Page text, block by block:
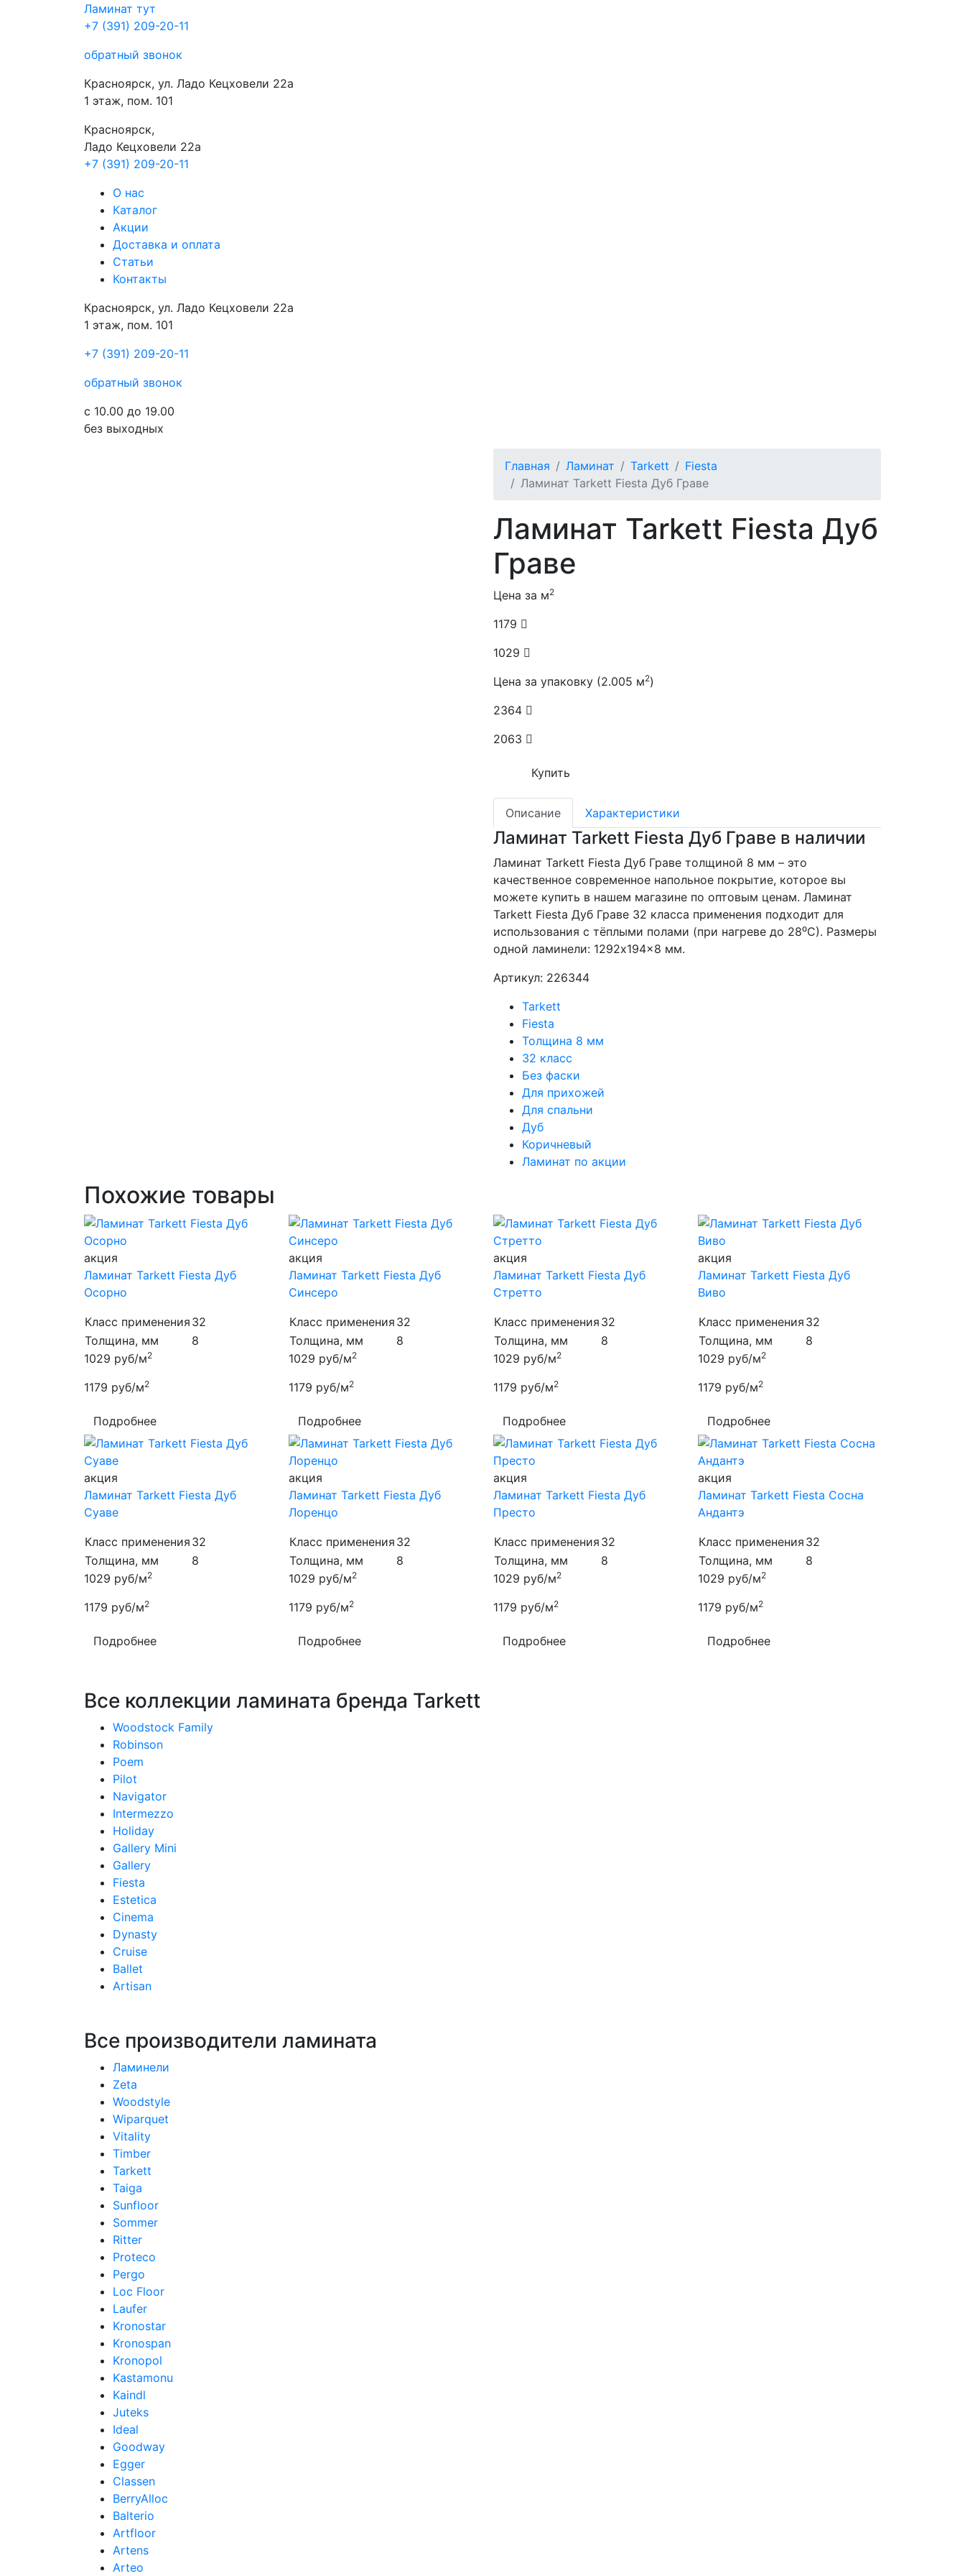
Ламинат тут
+7 (391) 209-20-11
обратный звонок
Красноярск, ул. Ладо Кецховели 22а
1 этаж, пом. 101
Красноярск,
Ладо Кецховели 22a
+7 (391) 209-20-11
О нас
Каталог
Акции
Доставка и оплата
Cтатьи
Контакты
Красноярск, ул. Ладо Кецховели 22а
1 этаж, пом. 101
+7 (391) 209-20-11
обратный звонок
с 10.00 до 19.00
без выходных
Главная Ламинат Tarkett
Fiesta
Ламинат Tarkett Fiesta Дуб Граве
Ламинат Tarkett Fiesta Дуб
Граве
Цена за м2
1179
1029
Цена за упаковку (2.005 м2)
2364
2063
Купить
Описание Характеристики
Ламинат Tarkett Fiesta Дуб Граве в наличии
Ламинат Tarkett Fiesta Дуб Граве толщиной 8 мм – это
качественное современное напольное покрытие, которое вы
можете купить в нашем магазине по оптовым ценам. Ламинат
Tarkett Fiesta Дуб Граве 32 класса применения подходит для
использования с тёплыми полами (при нагреве до 28⁰С). Размеры
одной ламинели: 1292x194x8 мм.
Артикул: 226344
Tarkett
Fiesta
Толщина 8 мм
32 класс
Без фаски
Для прихожей
Для спальни
Дуб
Коричневый
Ламинат по акции
Похожие товары
акция
Ламинат Tarkett Fiesta Дуб
Осорно
Класс применения 32
Толщина, мм
8
1029 руб/м2
1179 руб/м2
Подробнее
акция
Ламинат Tarkett Fiesta Дуб
Синсеро
Класс применения 32
Толщина, мм
8
1029 руб/м2
1179 руб/м2
Подробнее
акция
Ламинат Tarkett Fiesta Дуб
Стретто
Класс применения 32
Толщина, мм
8
1029 руб/м2
1179 руб/м2
Подробнее
акция
Ламинат Tarkett Fiesta Дуб
Виво
Класс применения 32
Толщина, мм
8
1029 руб/м2
1179 руб/м2
Подробнее
акция
Ламинат Tarkett Fiesta Дуб
Суаве
Класс применения 32
Толщина, мм
8
1029 руб/м2
1179 руб/м2
Подробнее
акция
Ламинат Tarkett Fiesta Дуб
Лоренцо
Класс применения 32
Толщина, мм
8
1029 руб/м2
1179 руб/м2
Подробнее
акция
Ламинат Tarkett Fiesta Дуб
Престо
Класс применения 32
Толщина, мм
8
1029 руб/м2
1179 руб/м2
Подробнее
акция
Ламинат Tarkett Fiesta Сосна
Андантэ
Класс применения 32
Толщина, мм
8
1029 руб/м2
1179 руб/м2
Подробнее
Все коллекции ламината бренда Tarkett
Woodstock Family
Robinson
Poem
Pilot
Navigator
Intermezzo
Holiday
Gallery Mini
Gallery
Fiesta
Estetica
Cinema
Dynasty
Cruise
Ballet
Artisan
Все производители ламината
Ламинели
Zeta
Woodstyle
Wiparquet
Vitality
Timber
Tarkett
Taiga
Sunfloor
Sommer
Ritter
Proteco
Pergo
Loc Floor
Laufer
Kronostar
Kronospan
Kronopol
Kastamonu
Kaindl
Juteks
Ideal
Goodway
Egger
Classen
BerryAlloc
Balterio
Artfloor
Artens
Arteo